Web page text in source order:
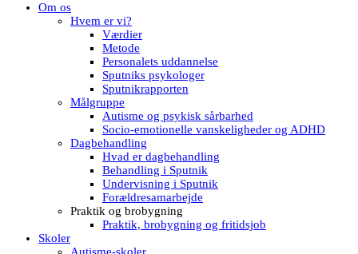
Om os
Hvem er vi?
Værdier
Metode
Personalets uddannelse
Sputniks psykologer
Sputnikrapporten
Målgruppe
Autisme og psykisk sårbarhed
Socio-emotionelle vanskeligheder og ADHD
Dagbehandling
Hvad er dagbehandling
Behandling i Sputnik
Undervisning i Sputnik
Forældresamarbejde
Praktik og brobygning
Praktik, brobygning og fritidsjob
Skoler